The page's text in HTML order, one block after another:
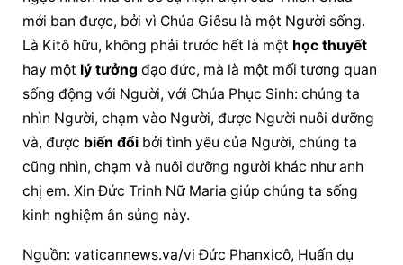
mới ban được, bởi vì Chúa Giêsu là một Người sống.
Là Kitô hữu, không phải trước hết là một học thuyết
hay một lý tưởng đạo đức, mà là một mối tương quan
sống động với Người, với Chúa Phục Sinh: chúng ta
nhìn Người, chạm vào Người, được Người nuôi dưỡng
và, được biến đổi bởi tình yêu của Người, chúng ta
cũng nhìn, chạm và nuôi dưỡng người khác như anh
kinh nghiệm ân sủng này.
Nguồn: vaticannews.va/vi Đức Phanxicô, Huấn dụ